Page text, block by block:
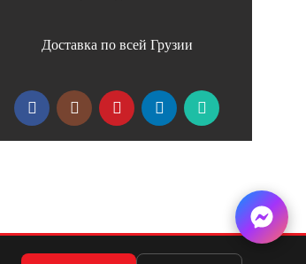
Доставка по всей Грузии